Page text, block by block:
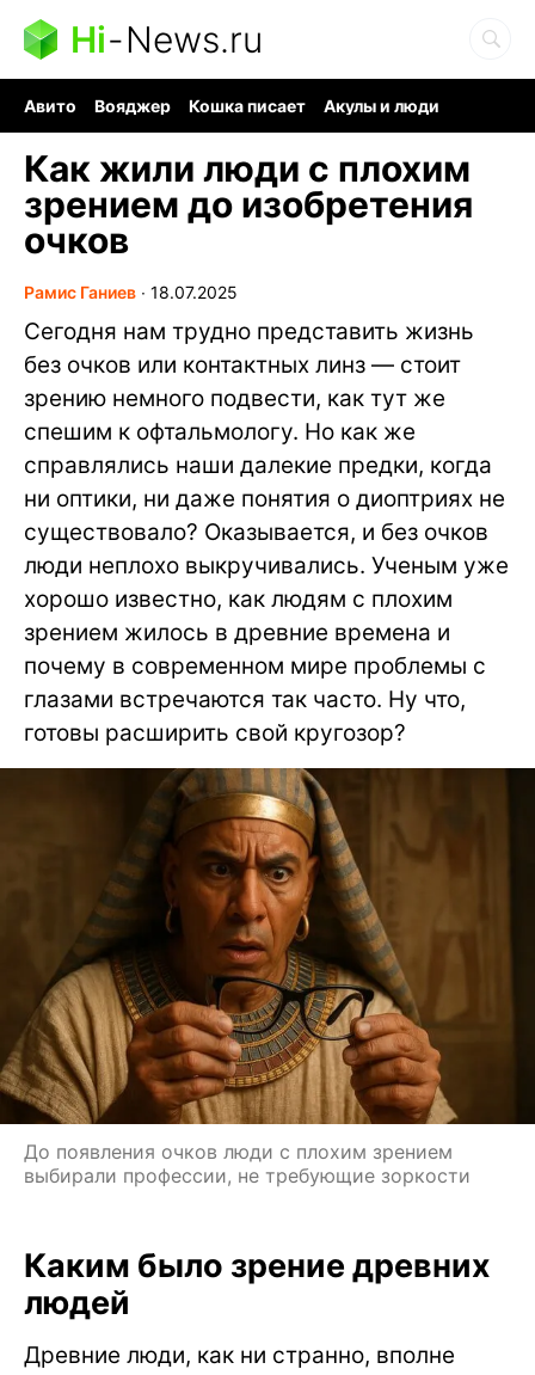
Hi-News.ru
Авито Вояджер Кошка писает
Акулы и люди
Как жили люди с плохим
зрением до изобретения
очков
Рамис Ганиев ∙ 18.07.2025
Сегодня нам трудно представить жизнь
без очков или контактных линз — стоит
зрению немного подвести, как тут же
спешим к офтальмологу. Но как же
справлялись наши далекие предки, когда
ни оптики, ни даже понятия о диоптриях не
существовало? Оказывается, и без очков
люди неплохо выкручивались. Ученым уже
хорошо известно, как людям с плохим
зрением жилось в древние времена и
почему в современном мире проблемы с
глазами встречаются так часто. Ну что,
готовы расширить свой кругозор?
До появления очков люди с плохим зрением
выбирали профессии, не требующие зоркости
Каким было зрение древних
людей
Древние люди, как ни странно, вполне